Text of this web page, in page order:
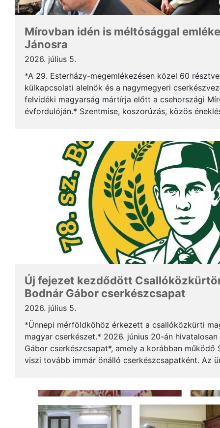
Mírovban idén is méltósággal
Jánosra
2026. július 5.
*A 29. Esterházy-megemlékezésen közel 60
külkapcsolati alelnök és a nagymegyeri
felvidéki magyarság mártírja előtt a csehországi
évfordulóján.* Szentmise, koszorúzás, közös
Új fejezet kezdődött
Bodnár Gábor cserkészcsapat
2026. július 5.
*Ünnepi mérföldkőhöz érkezett a csallóközkürti
magyar cserkészet.* 2026. június 20-án
Gábor cserkészcsapat*, amely a korábban működő
viszi tovább immár önálló cserkészcsapatként. Az